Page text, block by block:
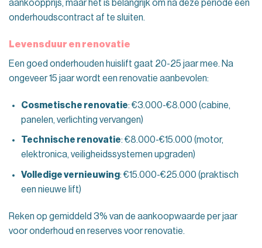
aankoopprijs, maar het is belangrijk om na deze periode een
onderhoudscontract af te sluiten.
Levensduur en renovatie
Een goed onderhouden huislift gaat 20-25 jaar mee. Na
ongeveer 15 jaar wordt een renovatie aanbevolen:
Cosmetische renovatie: €3.000-€8.000 (cabine,
panelen, verlichting vervangen)
Technische renovatie: €8.000-€15.000 (motor,
elektronica, veiligheidssystemen upgraden)
Volledige vernieuwing: €15.000-€25.000 (praktisch
een nieuwe lift)
Reken op gemiddeld 3% van de aankoopwaarde per jaar
voor onderhoud en reserves voor renovatie.